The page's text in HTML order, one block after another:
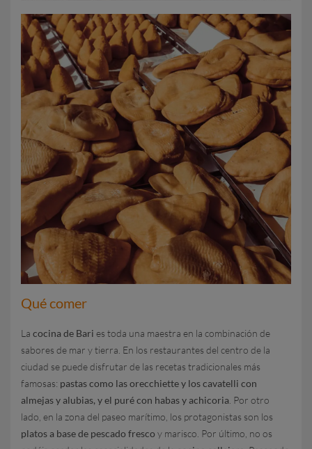
Qué comer
La cocina de Bari es toda una maestra en la combinación de
sabores de mar y tierra. En los restaurantes del centro de la
ciudad se puede disfrutar de las recetas tradicionales más
famosas: pastas como las orecchiette y los cavatelli con
almejas y alubias, y el puré con habas y achicoria . Por otro
lado, en la zona del paseo marítimo, los protagonistas son los
platos a base de pescado fresco y marisco. Por último, no os